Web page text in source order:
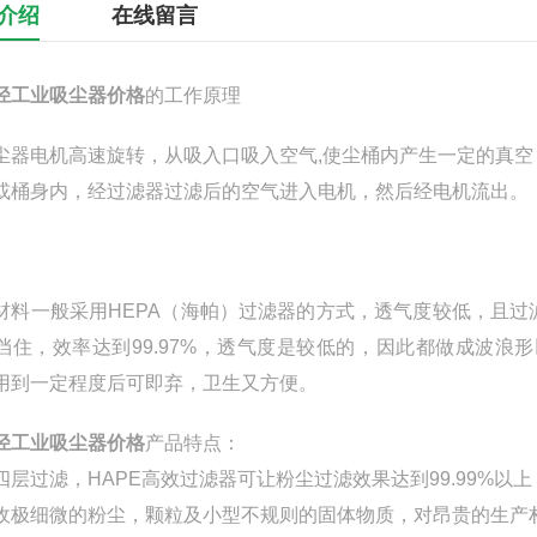
绍 在线留言
工业吸尘器价格的工作原理
器电机高速旋转，从吸入口吸入空气,使尘桶内产生一定的真
桶身内，经过滤器过滤后的空气进入电机，然后经电机流出。
料一般采用HEPA（海帕）过滤器的方式，透气度较低，且
住，效率达到99.97%，透气度是较低的，因此都做成波浪
到一定程度后可即弃，卫生又方便。
工业吸尘器价格产品特点：
层过滤，HAPE高效过滤器可让粉尘过滤效果达到99.99%以
极细微的粉尘，颗粒及小型不规则的固体物质，对昂贵的生产